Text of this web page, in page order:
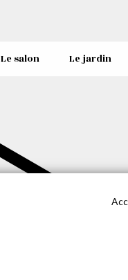
Le salon Le jardin